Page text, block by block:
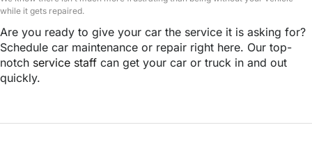
while it gets repaired.
Are you ready to give your car the service it is asking for?
Schedule car maintenance or repair right here. Our top-
notch service staff can get your car or truck in and out
quickly.